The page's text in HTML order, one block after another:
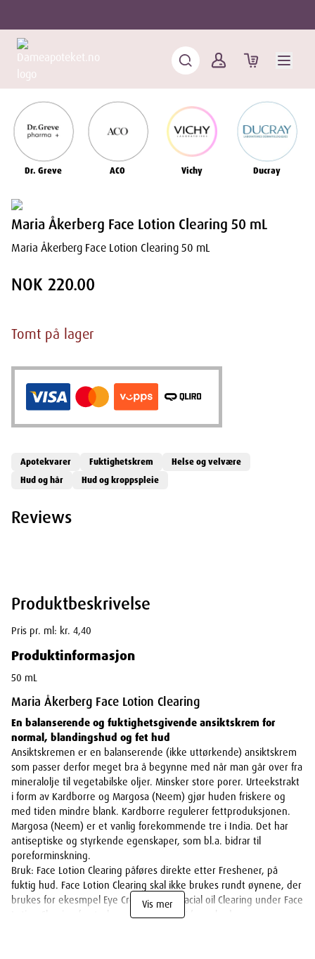
Dr. Greve ACO Vichy Ducray
Produktbeskrivelse
Pris pr. ml: kr. 4,40
Produktinformasjon
50 mL
Maria Åkerberg Face Lotion Clearing
En balanserende og fuktighetsgivende ansiktskrem for
normal, blandingshud og fet hud
Ansiktskremen er en balanserende (ikke uttørkende) ansiktskrem
som passer derfor meget bra å begynne med når man går over fra
mineralolje til vegetabilske oljer. Minsker store porer. Urteekstrakt
i form av Kardborre og Margosa (Neem) gjør huden friskere og
med tiden mindre blank. Kardborre regulerer fettproduksjonen.
Margosa (Neem) er et vanlig forekommende tre i India. Det har
antiseptiske og styrkende egenskaper, som bl.a. bidrar til
poreforminskning.
Bruk: Face Lotion Clearing påføres direkte etter Freshener, på
fuktig hud. Face Lotion Clearing skal ikke brukes rundt øynene, der
brukes for ekesmpel Eye Cream. Royal Facial oil Clearing under Face
Lotion Clearing forsterker effekten på fet/uren hud.
Vis mer
Maria Åkerberg Face Lotion Clearing 50 mL
Maria Åkerberg Face Lotion Clearing 50 mL
NOK 220.00
Tomt på lager
Apotekvarer Fuktighetskrem
Helse og velvære
Hud og hår
Hud og kroppspleie
Reviews